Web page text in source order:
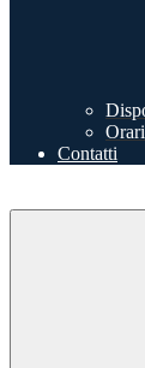
Contatti